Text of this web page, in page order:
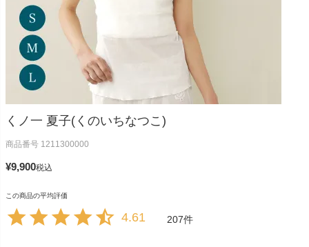
くノ一 夏子(くのいちなつこ)
商品番号 1211300000
¥9,900税込
4.61 207